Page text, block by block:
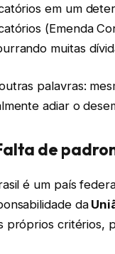
em um
(Emenda
muitas
palavras:
adiar o
de
é um país
da
próprios critérios,